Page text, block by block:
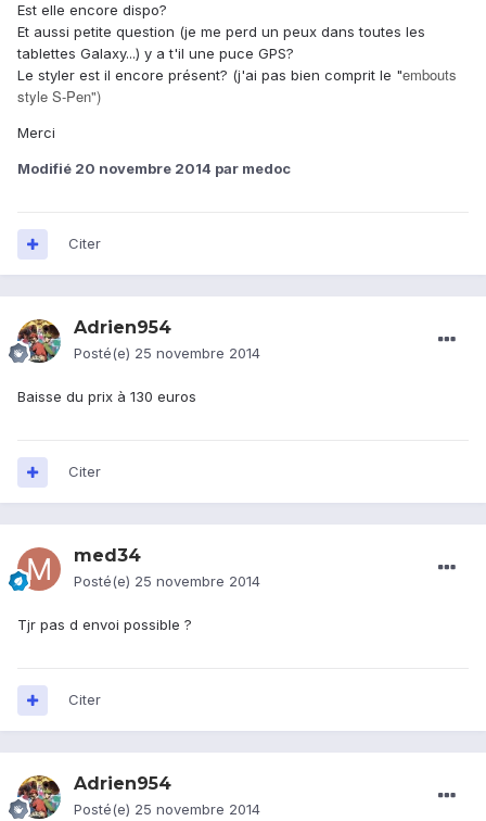
Est elle encore dispo?
Et aussi petite question (je me perd un peux dans toutes les
tablettes Galaxy...) y a t'il une puce GPS?
Le styler est il encore présent? (j'ai pas bien comprit le "embouts
style S-Pen")
Merci
Modifié 20 novembre 2014 par medoc
Citer
Adrien954
Posté(e) 25 novembre 2014
Baisse du prix à 130 euros
Citer
med34
Posté(e) 25 novembre 2014
Tjr pas d envoi possible ?
Citer
Adrien954
Posté(e) 25 novembre 2014